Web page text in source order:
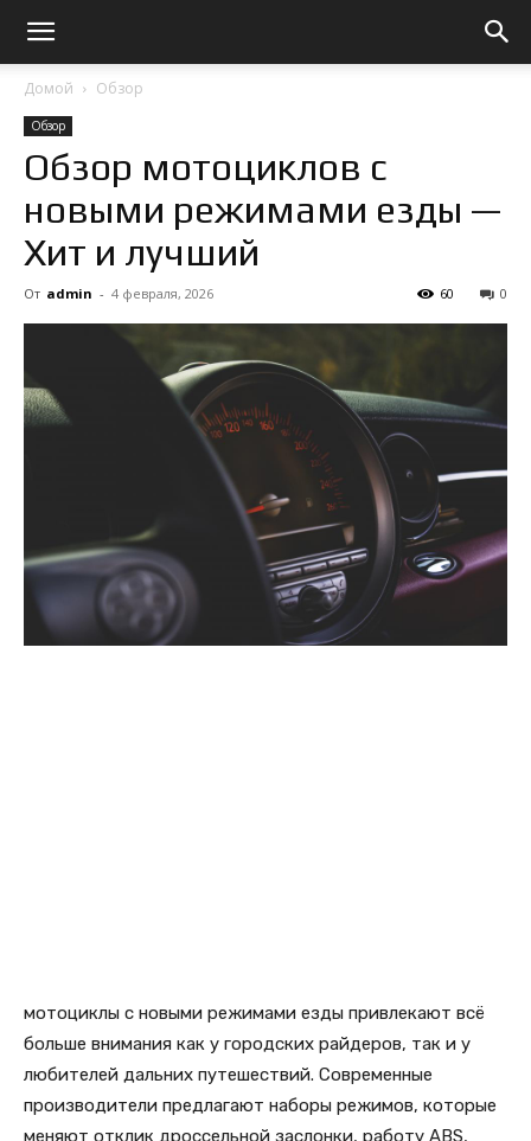
Домой Обзор
Обзор
Обзор мотоциклов с
новыми режимами езды —
Хит и лучший
От admin - 4 февраля, 2026 0
60
мотоциклы с новыми режимами езды привлекают всё
больше внимания как у городских райдеров, так и у
любителей дальних путешествий. Современные
производители предлагают наборы режимов, которые
меняют отклик дроссельной заслонки, работу ABS,